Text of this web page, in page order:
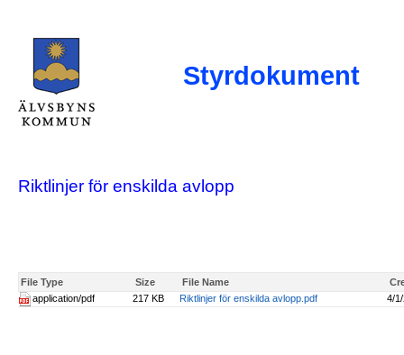
Styrdokument
Riktlinjer för enskilda avlopp
File Type Size File Name
application/pdf
217 KB Riktlinjer för enskilda avlopp.pdf 4/